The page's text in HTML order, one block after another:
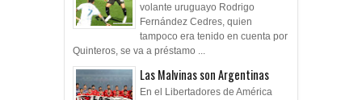
volante uruguayo Rodrigo
Fernández Cedres, quien
tampoco era tenido en cuenta por
Quinteros, se va a préstamo ...
Las Malvinas son Argentinas
En el Libertadores de América